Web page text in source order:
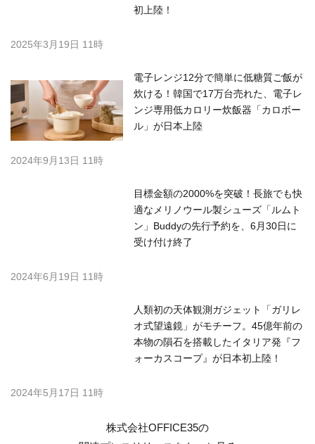
初上陸！
2025年3月19日 11時
電子レンジ12分で簡単に低糖質ご飯が
炊ける！韓国で17万台売れた、電子レ
ンジ専用低カロリー炊飯器「カロボー
ル」が日本上陸
2024年9月13日 11時
目標金額の2000%を突破！長旅でも快
適なメリノウール製シューズ「ルムト
ン」Buddyの先行予約を、6月30日に
受け付け終了
2024年6月19日 11時
人類初の天体観測ガジェット「ガリレ
オ式望遠鏡」がモチーフ。45億年前の
本物の隕石を搭載したイタリア発『フ
ォーカスコープ』が日本初上陸！
2024年5月17日 11時
株式会社OFFICE35の